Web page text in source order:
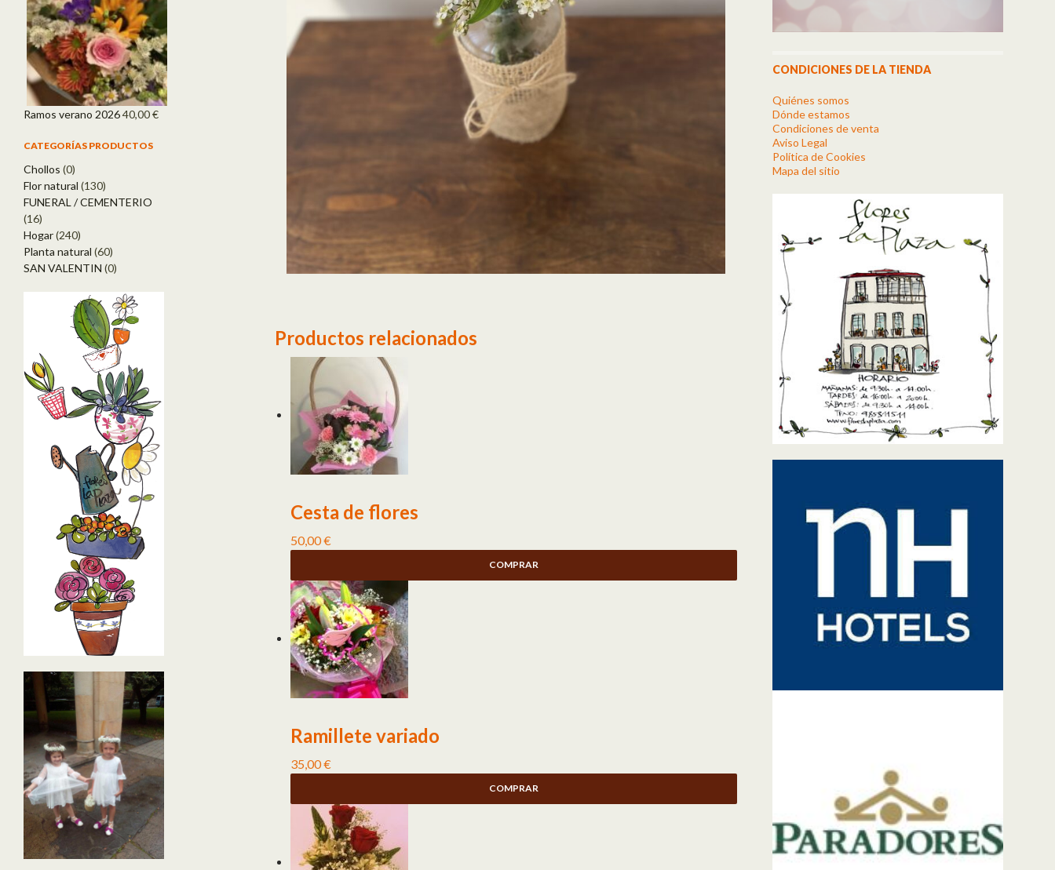
Productos relacionados
Cesta de flores
50,00€
COMPRAR
Ramillete variado
35,00€
COMPRAR
CONDICIONES DE LA TIENDA
Quiénes somos
Dónde estamos
Condiciones de venta
Aviso Legal
Política de Cookies
Mapa del sitio
Ramos verano 202640,00€
CATEGORÍAS PRODUCTOS
Chollos (0)
Flor natural (130)
FUNERAL / CEMENTERIO
(16)
Hogar(240)
Planta natural (60)
SAN VALENTIN (0)